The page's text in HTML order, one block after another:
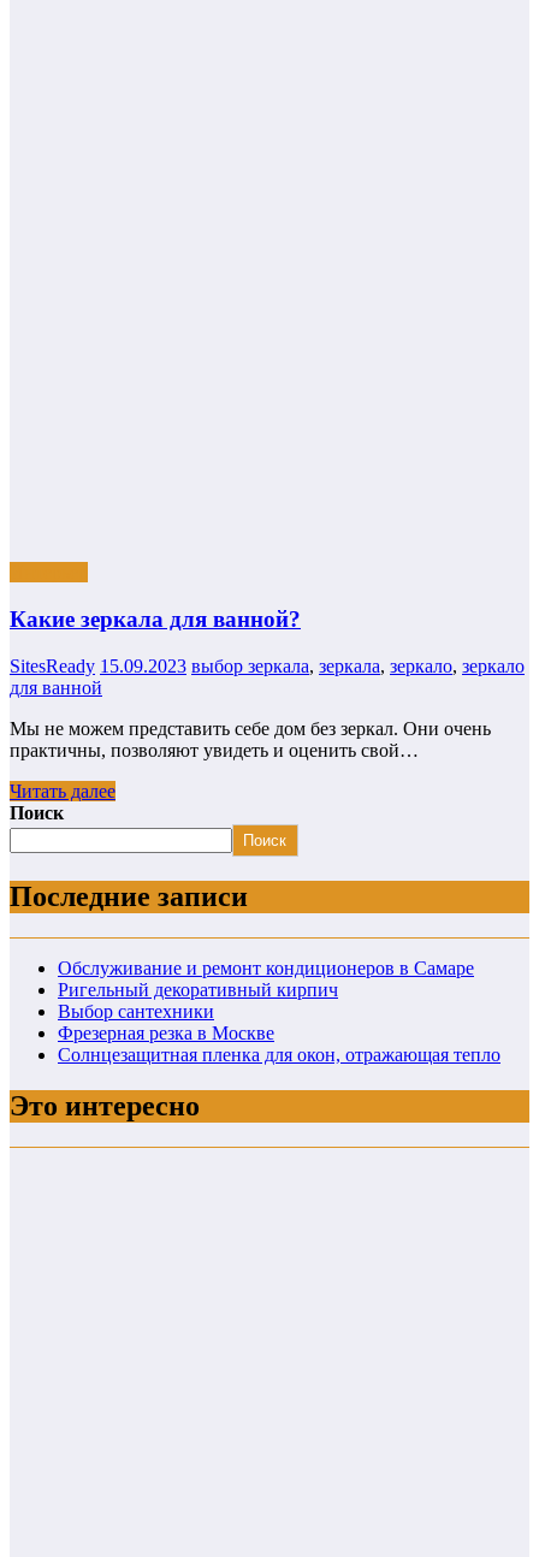
Какие зеркала для ванной?
SitesReady 15.09.2023 выбор зеркала, зеркала, зеркало, зеркало
для ванной
Мы не можем представить себе дом без зеркал. Они очень
практичны, позволяют увидеть и оценить свой…
Читать далее
Поиск
Поиск
Последние записи
Обслуживание и ремонт кондиционеров в Самаре
Ригельный декоративный кирпич
Выбор сантехники
Фрезерная резка в Москве
Солнцезащитная пленка для окон, отражающая тепло
Это интересно